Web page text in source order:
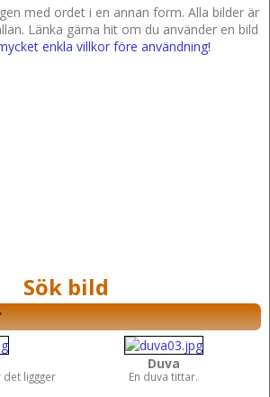
med ordet i en annan form. Alla bilder är
Länka gärna hit om du använder en bild
enkla villkor före användning!
Sök bild
liggger
Duva
En duva tittar.